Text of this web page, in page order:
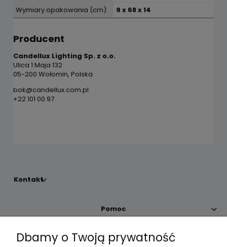
Wymiary opakowania (cm)
9 x 68 x 14
Producent
Candellux Lighting Sp. z o.o.
Ulica 1 Maja 132
05-200 Wołomin, Polska
bok@candellux.com.pl
+22 101 00 97
Kontakt
Pomoc
Moje konto
Dbamy o Twoją prywatność